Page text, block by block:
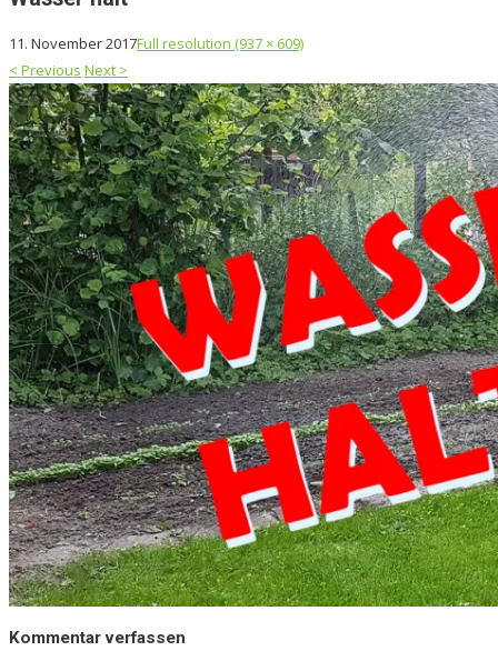
11. November 2017Full resolution (937 × 609)
< Previous Next >
Kommentar verfassen